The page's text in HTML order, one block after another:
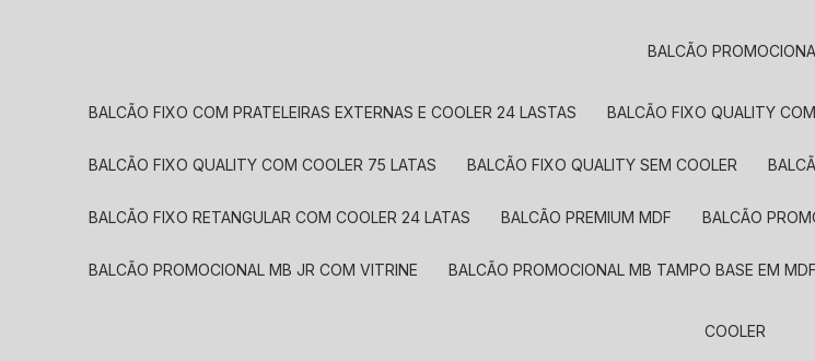
BALCÃO
BALCÃO FIXO COM PRATELEIRAS EXTERNAS E COOLER 24 LASTAS BALCÃO FIXO QUALITY
BALCÃO FIXO QUALITY COM COOLER 75 LATAS BALCÃO FIXO QUALITY SEM COOLER
BALCÃO FIXO RETANGULAR COM COOLER 24 LATAS BALCÃO PREMIUM MDF BALCÃO
BALCÃO PROMOCIONAL MB JR COM VITRINE BALCÃO PROMOCIONAL MB TAMPO BASE EM MDF
COOLER